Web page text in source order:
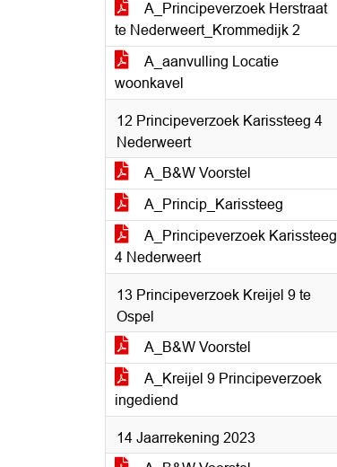
A_Principeverzoek Herstraat
te Nederweert_Krommedijk 2
A_aanvulling Locatie
woonkavel
12 Principeverzoek Karissteeg 4
Nederweert
A_B&W Voorstel
A_Princip_Karissteeg
A_Principeverzoek Karissteeg
4 Nederweert
13 Principeverzoek Kreijel 9 te
Ospel
A_B&W Voorstel
A_Kreijel 9 Principeverzoek
ingediend
14 Jaarrekening 2023